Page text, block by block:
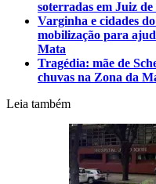
soterradas em Juiz de
Varginha e cidades
mobilização para
Mata
Tragédia: mãe de
chuvas na Zona da
Leia também